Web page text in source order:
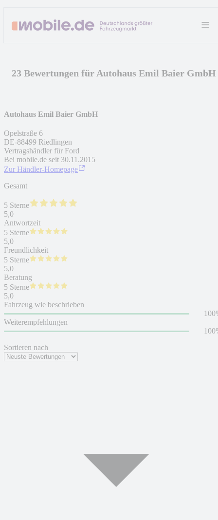
23 Bewertungen für Autohaus Emil Baier GmbH
Sortieren nach
Autohaus Emil Baier GmbH
Opelstraße 6
DE-88499 Riedlingen
Vertragshändler für Ford
Bei mobile.de seit 30.11.2015
Zur Händler-Homepage
Gesamt
5 Sterne
5,0
Antwortzeit
5 Sterne
5,0
Freundlichkeit
5 Sterne
5,0
Beratung
5 Sterne
5,0
Fahrzeug wie beschrieben
Weiterempfehlungen